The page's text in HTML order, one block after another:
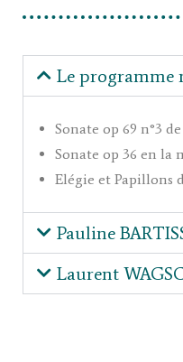
Le programme
Sonate op 69 n°3
Sonate op 36 en la
Elégie et Papillons
Pauline
Laurent